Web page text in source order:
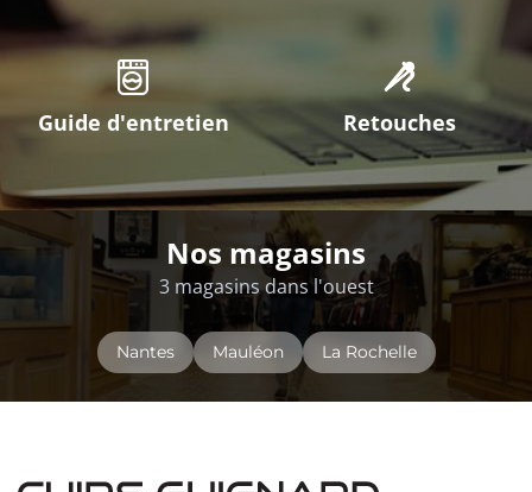
Guide d'entretien Retouches
Nos magasins
3 magasins dans l'ouest
Nantes Mauléon La Rochelle